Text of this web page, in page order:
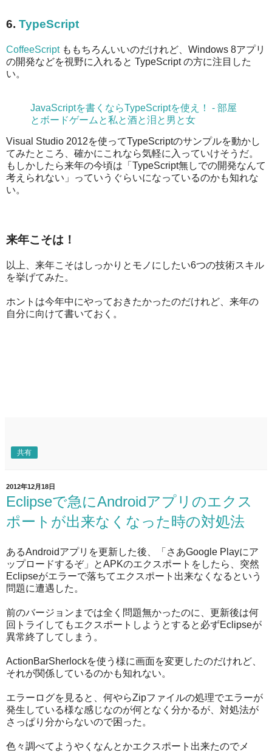
6. TypeScript
CoffeeScriptももちろんいいのだけれど、Windows 8アプリ
の開発などを視野に入れると TypeScript の方に注目した
い。
JavaScriptを書くならTypeScriptを使え！ - 部屋
とボードゲームと私と酒と泪と男と女
Visual Studio 2012を使ってTypeScriptのサンプルを動かし
てみたところ、確かにこれなら気軽に入っていけそうだ。
もしかしたら来年の今頃は「TypeScript無しでの開発なんて
考えられない」っていうぐらいになっているのかも知れな
い。
来年こそは！
以上、来年こそはしっかりとモノにしたい6つの技術スキル
を挙げてみた。
ホントは今年中にやっておきたかったのだけれど、来年の
自分に向けて書いておく。
共有
2012年12月18日
Eclipseで急にAndroidアプリのエクス
ポートが出来なくなった時の対処法
あるAndroidアプリを更新した後、「さあGoogle Playにア
ップロードするぞ」とAPKのエクスポートをしたら、突然
Eclipseがエラーで落ちてエクスポート出来なくなるという
問題に遭遇した。
前のバージョンまでは全く問題無かったのに、更新後は何
回トライしてもエクスポートしようとすると必ずEclipseが
異常終了してしまう。
ActionBarSherlockを使う様に画面を変更したのだけれど、
それが関係しているのかも知れない。
エラーログを見ると、何やらZipファイルの処理でエラーが
発生している様な感じなのが何となく分かるが、対処法が
さっぱり分からないので困った。
色々調べてようやくなんとかエクスポート出来たのでメ